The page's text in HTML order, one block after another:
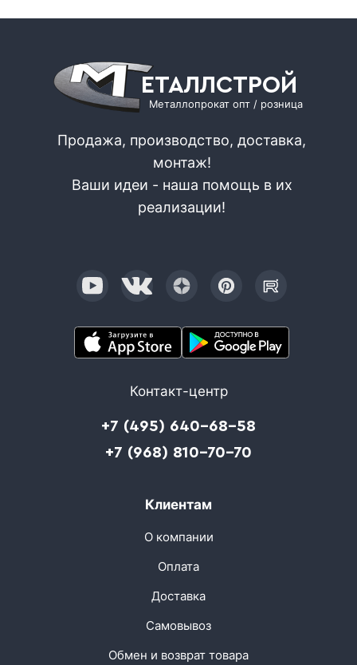
ЕТАЛЛСТРОЙ
Металлопрокат опт / розница
Продажа, производство, доставка,
монтаж!
Ваши идеи - наша помощь в их
реализации!
Контакт-центр
+7 (495) 640-68-58
+7 (968) 810-70-70
Клиентам
О компании
Оплата
Доставка
Самовывоз
Обмен и возврат товара